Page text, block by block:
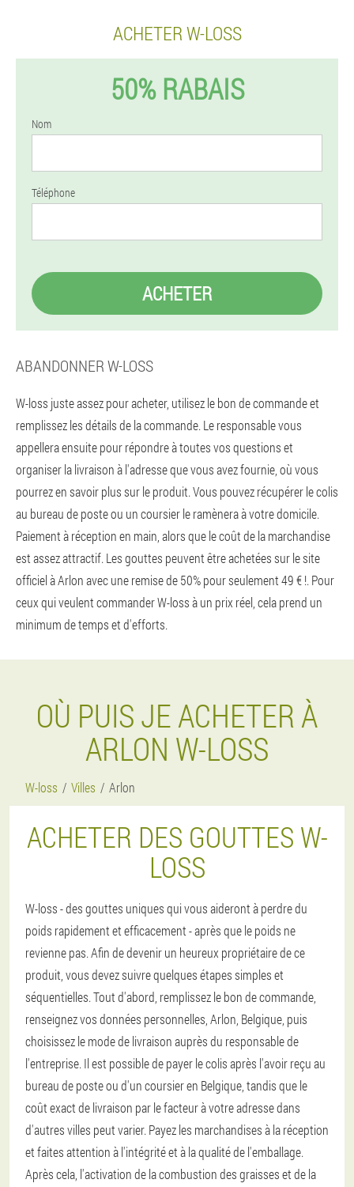
ACHETER W-LOSS
50% RABAIS
Nom
Téléphone
ACHETER
ABANDONNER W-LOSS
W-loss juste assez pour acheter, utilisez le bon de commande et
remplissez les détails de la commande. Le responsable vous
appellera ensuite pour répondre à toutes vos questions et
organiser la livraison à l'adresse que vous avez fournie, où vous
pourrez en savoir plus sur le produit. Vous pouvez récupérer le colis
au bureau de poste ou un coursier le ramènera à votre domicile.
Paiement à réception en main, alors que le coût de la marchandise
est assez attractif. Les gouttes peuvent être achetées sur le site
officiel à Arlon avec une remise de 50% pour seulement 49 € !. Pour
ceux qui veulent commander W-loss à un prix réel, cela prend un
minimum de temps et d'efforts.
OÙ PUIS JE ACHETER À
ARLON W-LOSS
W-loss Villes Arlon
ACHETER DES GOUTTES W-
LOSS
W-loss - des gouttes uniques qui vous aideront à perdre du
poids rapidement et efficacement - après que le poids ne
revienne pas. Afin de devenir un heureux propriétaire de ce
produit, vous devez suivre quelques étapes simples et
séquentielles. Tout d'abord, remplissez le bon de commande,
renseignez vos données personnelles, Arlon, Belgique, puis
choisissez le mode de livraison auprès du responsable de
l'entreprise. Il est possible de payer le colis après l'avoir reçu au
bureau de poste ou d'un coursier en Belgique, tandis que le
coût exact de livraison par le facteur à votre adresse dans
d'autres villes peut varier. Payez les marchandises à la réception
et faites attention à l'intégrité et à la qualité de l'emballage.
Après cela, l'activation de la combustion des graisses et de la